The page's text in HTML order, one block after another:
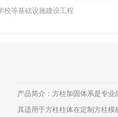
校等基础设施建设工程
产品简介：方柱加固体系是专
其适用于方柱柱体在定制方柱